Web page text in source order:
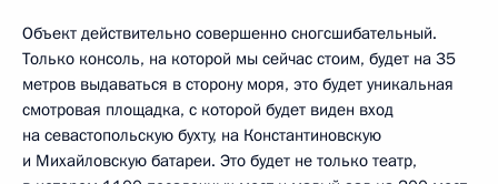
Объект действительно совершенно сногсшибательный.
Только консоль, на которой мы сейчас стоим, будет на 35
метров выдаваться в сторону моря, это будет уникальная
смотровая площадка, с которой будет виден вход
на севастопольскую бухту, на Константиновскую
и Михайловскую батареи. Это будет не только театр,